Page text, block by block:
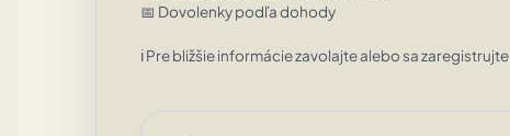
📅 Dovolenky podľa dohody
ℹ️ Pre bližšie informácie zavolajte alebo sa zaregistrujte